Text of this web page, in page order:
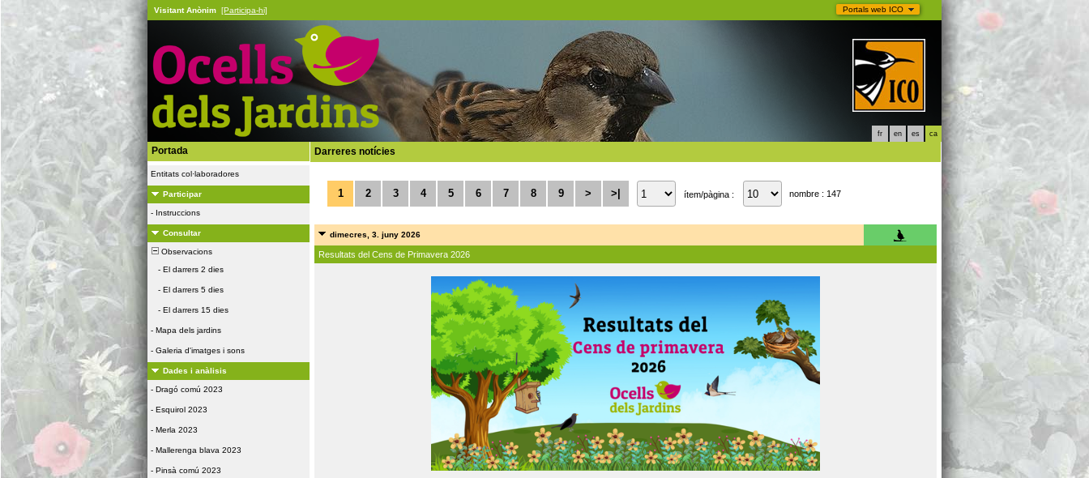
Portals web ICO
Visitant Anònim [Participa-hi]
fr en es ca
Portada
Entitats col·laboradores
Participar
- Instruccions
Consultar
Observacions
- El darrers 2 dies
- El darrers 5 dies
- El darrers 15 dies
- Mapa dels jardins
- Galeria d'imatges i sons
Dades i anàlisis
- Dragó comú 2023
- Esquirol 2023
- Merla 2023
- Mallerenga blava 2023
- Pinsà comú 2023
Darreres notícies
1 2 3 4 5 6 7 8 9 > >| ítem/pàgina : nombre : 147
dimecres, 3. juny 2026
Resultats del Cens de Primavera 2026